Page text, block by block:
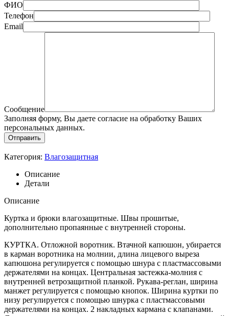
ФИО
Телефон
Email
Сообщение
Заполняя форму, Вы даете согласие на обработку Ваших
персональных данных.
Категория: Влагозащитная
Описание
Детали
Описание
Куртка и брюки влагозащитные. Швы прошитые,
дополнительно пропаянные с внутренней стороны.
КУРТКА. Отложной воротник. Втачной капюшон, убирается
в карман воротника на молнии, длина лицевого выреза
капюшона регулируется с помощью шнура с пластмассовыми
держателями на концах. Центральная застежка-молния с
внутренней ветрозащитной планкой. Рукава-реглан, ширина
манжет регулируется с помощью кнопок. Ширина куртки по
низу регулируется с помощью шнурка с пластмассовыми
держателями на концах. 2 накладных кармана с клапанами.